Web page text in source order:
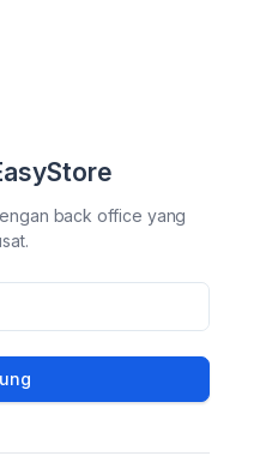
back office yang